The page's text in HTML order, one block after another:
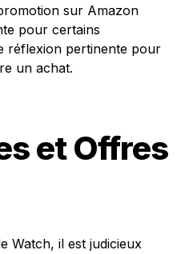
sur Amazon
pour certains
réflexion pertinente pour
un achat.
et Offres
Watch, il est judicieux